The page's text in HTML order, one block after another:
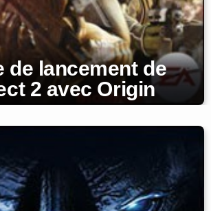
de lancement de
2 avec Origin